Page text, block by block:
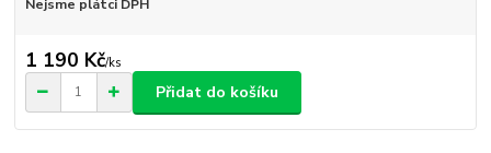
Nejsme plátci DPH
1 190 Kč/ks
Přidat do košíku